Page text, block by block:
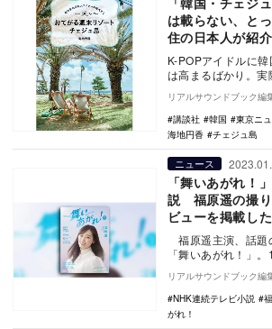
は載らない、と
住の日本人が紹
K-POPアイドルに
は高まるばかり。
人も多い。中でも
ーチリゾー…
リアルサウンドブック編
講談社
韓国 東京ニ
海地円香
チェジュ島
ニュース
「舞いあがれ！
説 福原遥の撮り
ビューを掲載し
弾 後半の見ど
福原遥主演、話題
「舞いあがれ！」
マをより楽しむた
ド…
リアルサウンドブック編
NHK連続テレビ小説
がれ！